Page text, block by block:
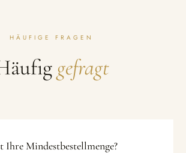
HÄUFIGE FRAGEN
gefragt
Ihre Mindestbestellmenge?